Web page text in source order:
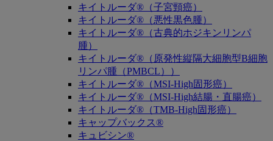
キイトルーダ®（子宮頸癌）
キイトルーダ®（悪性黒色腫）
キイトルーダ®（古典的ホジキンリンパ
腫）
キイトルーダ®（原発性縦隔大細胞型B細胞
リンパ腫（PMBCL））
キイトルーダ®（MSI-High固形癌）
キイトルーダ®（MSI-High結腸・直腸癌）
キイトルーダ®（TMB-High固形癌）
キャップバックス®
キュビシン®